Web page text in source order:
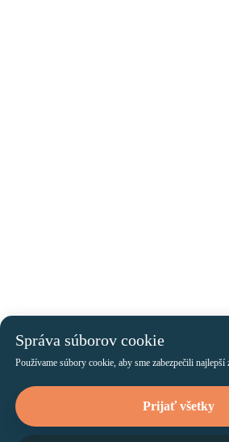
Správa súborov cookie
Používame súbory cookie, aby sme zabezpečili najlepší
Prijať všetky